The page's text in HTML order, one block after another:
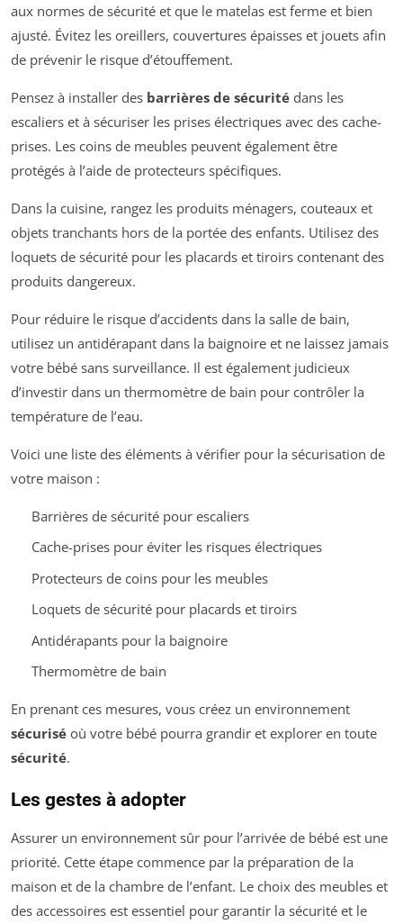
aux normes de sécurité et que le matelas est ferme et bien
ajusté. Évitez les oreillers, couvertures épaisses et jouets afin
de prévenir le risque d’étouffement.
Pensez à installer des barrières de sécurité dans les
escaliers et à sécuriser les prises électriques avec des cache-
prises. Les coins de meubles peuvent également être
protégés à l’aide de protecteurs spécifiques.
Dans la cuisine, rangez les produits ménagers, couteaux et
objets tranchants hors de la portée des enfants. Utilisez des
loquets de sécurité pour les placards et tiroirs contenant des
produits dangereux.
Pour réduire le risque d’accidents dans la salle de bain,
utilisez un antidérapant dans la baignoire et ne laissez jamais
votre bébé sans surveillance. Il est également judicieux
d’investir dans un thermomètre de bain pour contrôler la
température de l’eau.
Voici une liste des éléments à vérifier pour la sécurisation de
votre maison :
Barrières de sécurité pour escaliers
Cache-prises pour éviter les risques électriques
Protecteurs de coins pour les meubles
Loquets de sécurité pour placards et tiroirs
Antidérapants pour la baignoire
Thermomètre de bain
En prenant ces mesures, vous créez un environnement
sécurisé où votre bébé pourra grandir et explorer en toute
sécurité.
Les gestes à adopter
Assurer un environnement sûr pour l’arrivée de bébé est une
priorité. Cette étape commence par la préparation de la
maison et de la chambre de l’enfant. Le choix des meubles et
des accessoires est essentiel pour garantir la sécurité et le